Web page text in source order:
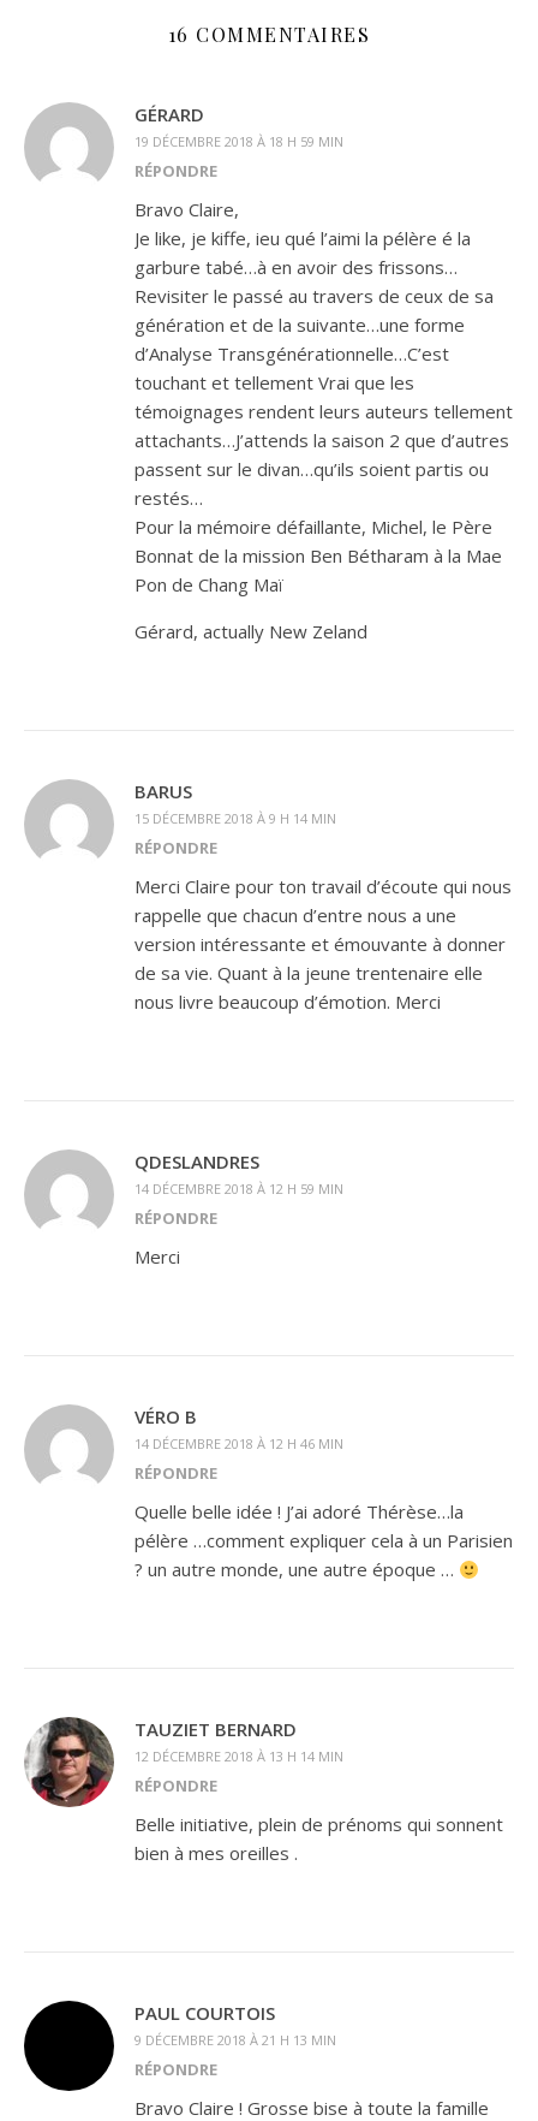
16 COMMENTAIRES
GÉRARD
19 DÉCEMBRE 2018 À 18 H 59 MIN
RÉPONDRE
Bravo Claire,
Je like, je kiffe, ieu qué l’aimi la pélère é la
garbure tabé…à en avoir des frissons…
Revisiter le passé au travers de ceux de sa
génération et de la suivante…une forme
d’Analyse Transgénérationnelle…C’est
touchant et tellement Vrai que les
témoignages rendent leurs auteurs tellement
attachants…J’attends la saison 2 que d’autres
passent sur le divan…qu’ils soient partis ou
restés…
Pour la mémoire défaillante, Michel, le Père
Bonnat de la mission Ben Bétharam à la Mae
Pon de Chang Maï
Gérard, actually New Zeland
BARUS
15 DÉCEMBRE 2018 À 9 H 14 MIN
RÉPONDRE
Merci Claire pour ton travail d’écoute qui nous
rappelle que chacun d’entre nous a une
version intéressante et émouvante à donner
de sa vie. Quant à la jeune trentenaire elle
nous livre beaucoup d’émotion. Merci
QDESLANDRES
14 DÉCEMBRE 2018 À 12 H 59 MIN
RÉPONDRE
Merci
VÉRO B
14 DÉCEMBRE 2018 À 12 H 46 MIN
RÉPONDRE
Quelle belle idée ! J’ai adoré Thérèse…la
pélère …comment expliquer cela à un Parisien
? un autre monde, une autre époque …
TAUZIET BERNARD
12 DÉCEMBRE 2018 À 13 H 14 MIN
RÉPONDRE
Belle initiative, plein de prénoms qui sonnent
bien à mes oreilles .
PAUL COURTOIS
9 DÉCEMBRE 2018 À 21 H 13 MIN
RÉPONDRE
Bravo Claire ! Grosse bise à toute la famille